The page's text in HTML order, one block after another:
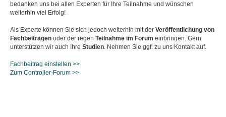
bedanken uns bei allen Experten für Ihre Teilnahme und wünschen
weiterhin viel Erfolg!
Als Experte können Sie sich jedoch weiterhin mit der Veröffentlichung von
Fachbeiträgen oder der regen Teilnahme im Forum einbringen. Gern
unterstützen wir auch Ihre Studien. Nehmen Sie ggf. zu uns Kontakt auf.
Fachbeitrag einstellen >>
Zum Controller-Forum >>